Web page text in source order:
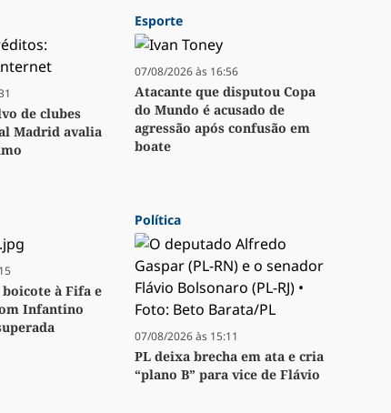
de clubes
Madrid avalia
Esporte
07/08/2026 às 16:56
Atacante que disputou Copa
do Mundo é acusado de
agressão após confusão em
boate
à Fifa e
Infantino
Política
07/08/2026 às 15:11
PL deixa brecha em ata e cria
“plano B” para vice de Flávio